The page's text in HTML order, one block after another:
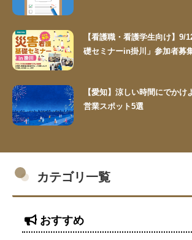
【看護職・看護学生向け】9/
礎セミナーin掛川」参加者募
【愛知】涼しい時間にでかけ
営業スポット5選
カテゴリ一覧
おすすめ